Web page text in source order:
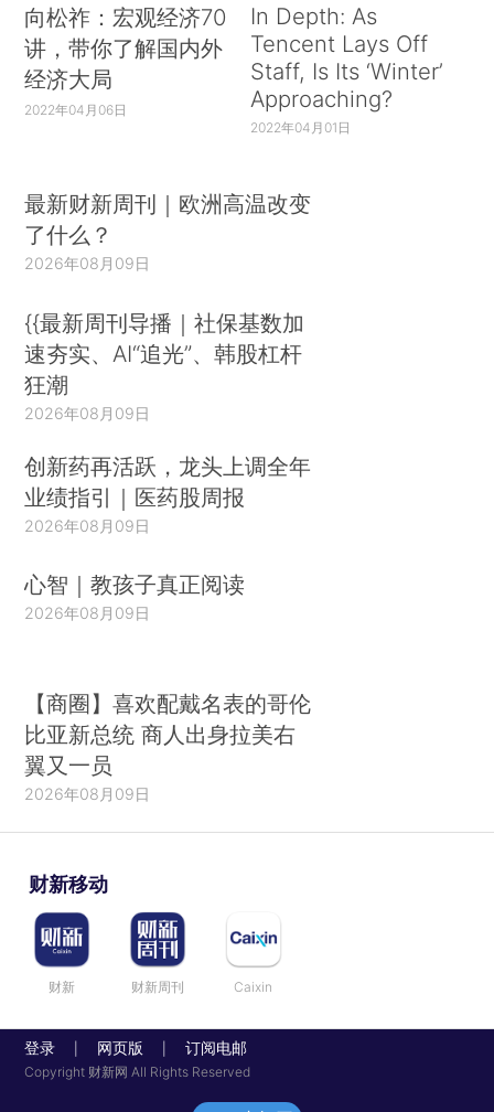
向松祚：宏观经济70
讲，带你了解国内外
经济大局
2022年04月06日
In Depth: As
Tencent Lays Off
Staff, Is Its ‘Winter’
Approaching?
2022年04月01日
最新财新周刊｜欧洲高温改变
了什么？
2026年08月09日
{{最新周刊导播｜社保基数加
速夯实、AI“追光”、韩股杠杆
狂潮
2026年08月09日
创新药再活跃，龙头上调全年
业绩指引｜医药股周报
2026年08月09日
心智｜教孩子真正阅读
2026年08月09日
【商圈】喜欢配戴名表的哥伦
比亚新总统 商人出身拉美右
翼又一员
2026年08月09日
财新移动
财新 财新周刊 Caixin
登录 网页版 订阅电邮
Copyright 财新网 All Rights Reserved